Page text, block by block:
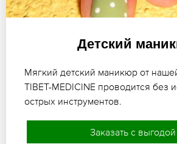
Детский
Мягкий детский маникюр от
TIBET-MEDICINE проводится без
острых инструментов.
Заказать с выгодой